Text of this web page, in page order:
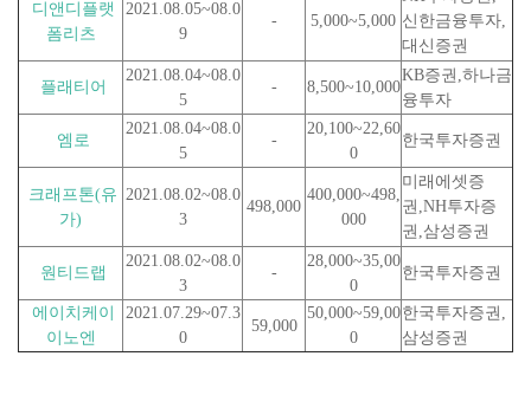
디앤디플랫
폼리츠
2021.08.05~08.0
9
- 5,000~5,000 신한금융투자,
대신증권
플래티어
2021.08.04~08.0
5
- 8,500~10,000
KB증권,하나금
융투자
엠로
2021.08.04~08.0
5
-
20,100~22,60
0
한국투자증권
크래프톤(유
가)
2021.08.02~08.0
3
498,000
400,000~498,
000
미래에셋증
권,NH투자증
권,삼성증권
원티드랩
2021.08.02~08.0
3
-
28,000~35,00
0
한국투자증권
에이치케이
이노엔
2021.07.29~07.3
0
59,000
50,000~59,00
0
한국투자증권,
삼성증권